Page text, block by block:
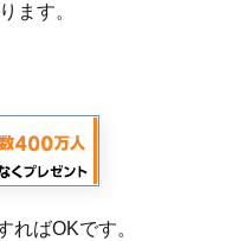
ます。
ればOKです。